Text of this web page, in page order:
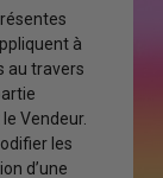
à
au travers
Vendeur.
les
d’une